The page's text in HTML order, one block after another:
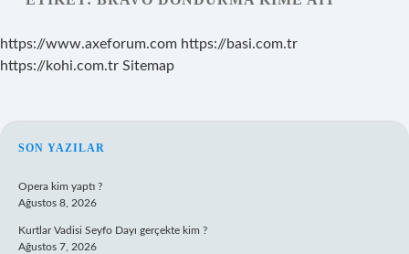
Yasal Uyarı
Hakkımızda
https://www.axeforum.com https://basi.com.tr
https://kohi.com.tr Sitemap
SIDEBAR
SON YAZILAR
Opera kim yaptı ?
Ağustos 8, 2026
Kurtlar Vadisi Seyfo Dayı gerçekte kim ?
Ağustos 7, 2026